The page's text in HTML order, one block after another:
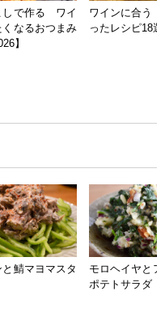
しで作る ワイ
くなるおつまみ
】
ワインに合う
ったレシピ18
鯖マヨマスタ
モロヘイヤと
ポテトサラダ